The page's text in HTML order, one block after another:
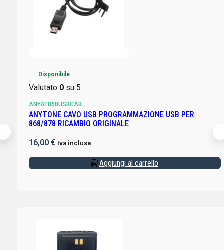
Disponibile
Valutato 0su 5
ANYAT868USBCAB
ANYTONE CAVO USB PROGRAMMAZIONE USB PER
868/878 RICAMBIO ORIGINALE
16,00 € Iva inclusa
Aggiungi al carrello